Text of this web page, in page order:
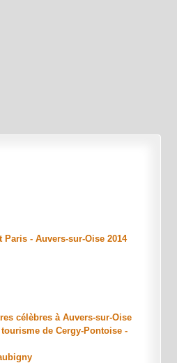
Paris - Auvers-sur-Oise 2014
célèbres à Auvers-sur-Oise
de Cergy-Pontoise -